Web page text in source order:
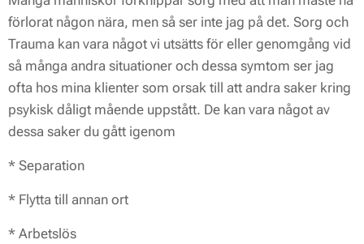
förlorat någon nära, men så ser inte jag på det. Sorg och
Trauma kan vara något vi utsätts för eller genomgång vid
så många andra situationer och dessa symtom ser jag
ofta hos mina klienter som orsak till att andra saker kring
psykisk dåligt mående uppstått. De kan vara något av
dessa saker du gått igenom
* Separation
* Flytta till annan ort
* Arbetslös